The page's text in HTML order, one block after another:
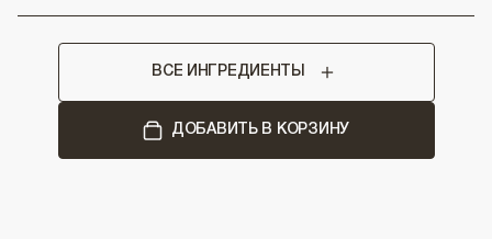
ВСЕ ИНГРЕДИЕНТЫ
ДОБАВИТЬ В КОРЗИНУ